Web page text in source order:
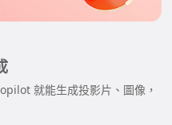
就能生成投影片、圖像，